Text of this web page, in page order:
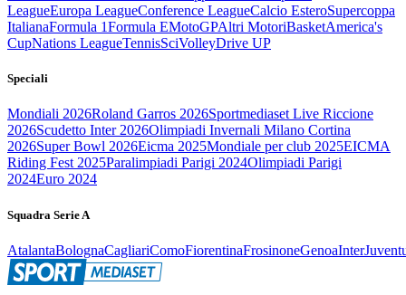
LeagueEuropa LeagueConference LeagueCalcio EsteroSupercoppa
ItalianaFormula 1Formula EMotoGPAltri MotoriBasketAmerica's
CupNations LeagueTennisSciVolleyDrive UP
Speciali
Mondiali 2026Roland Garros 2026Sportmediaset Live Riccione
2026Scudetto Inter 2026Olimpiadi Invernali Milano Cortina
2026Super Bowl 2026Eicma 2025Mondiale per club 2025EICMA
Riding Fest 2025Paralimpiadi Parigi 2024Olimpiadi Parigi
2024Euro 2024
Squadra Serie A
AtalantaBolognaCagliariComoFiorentinaFrosinoneGenoaInter